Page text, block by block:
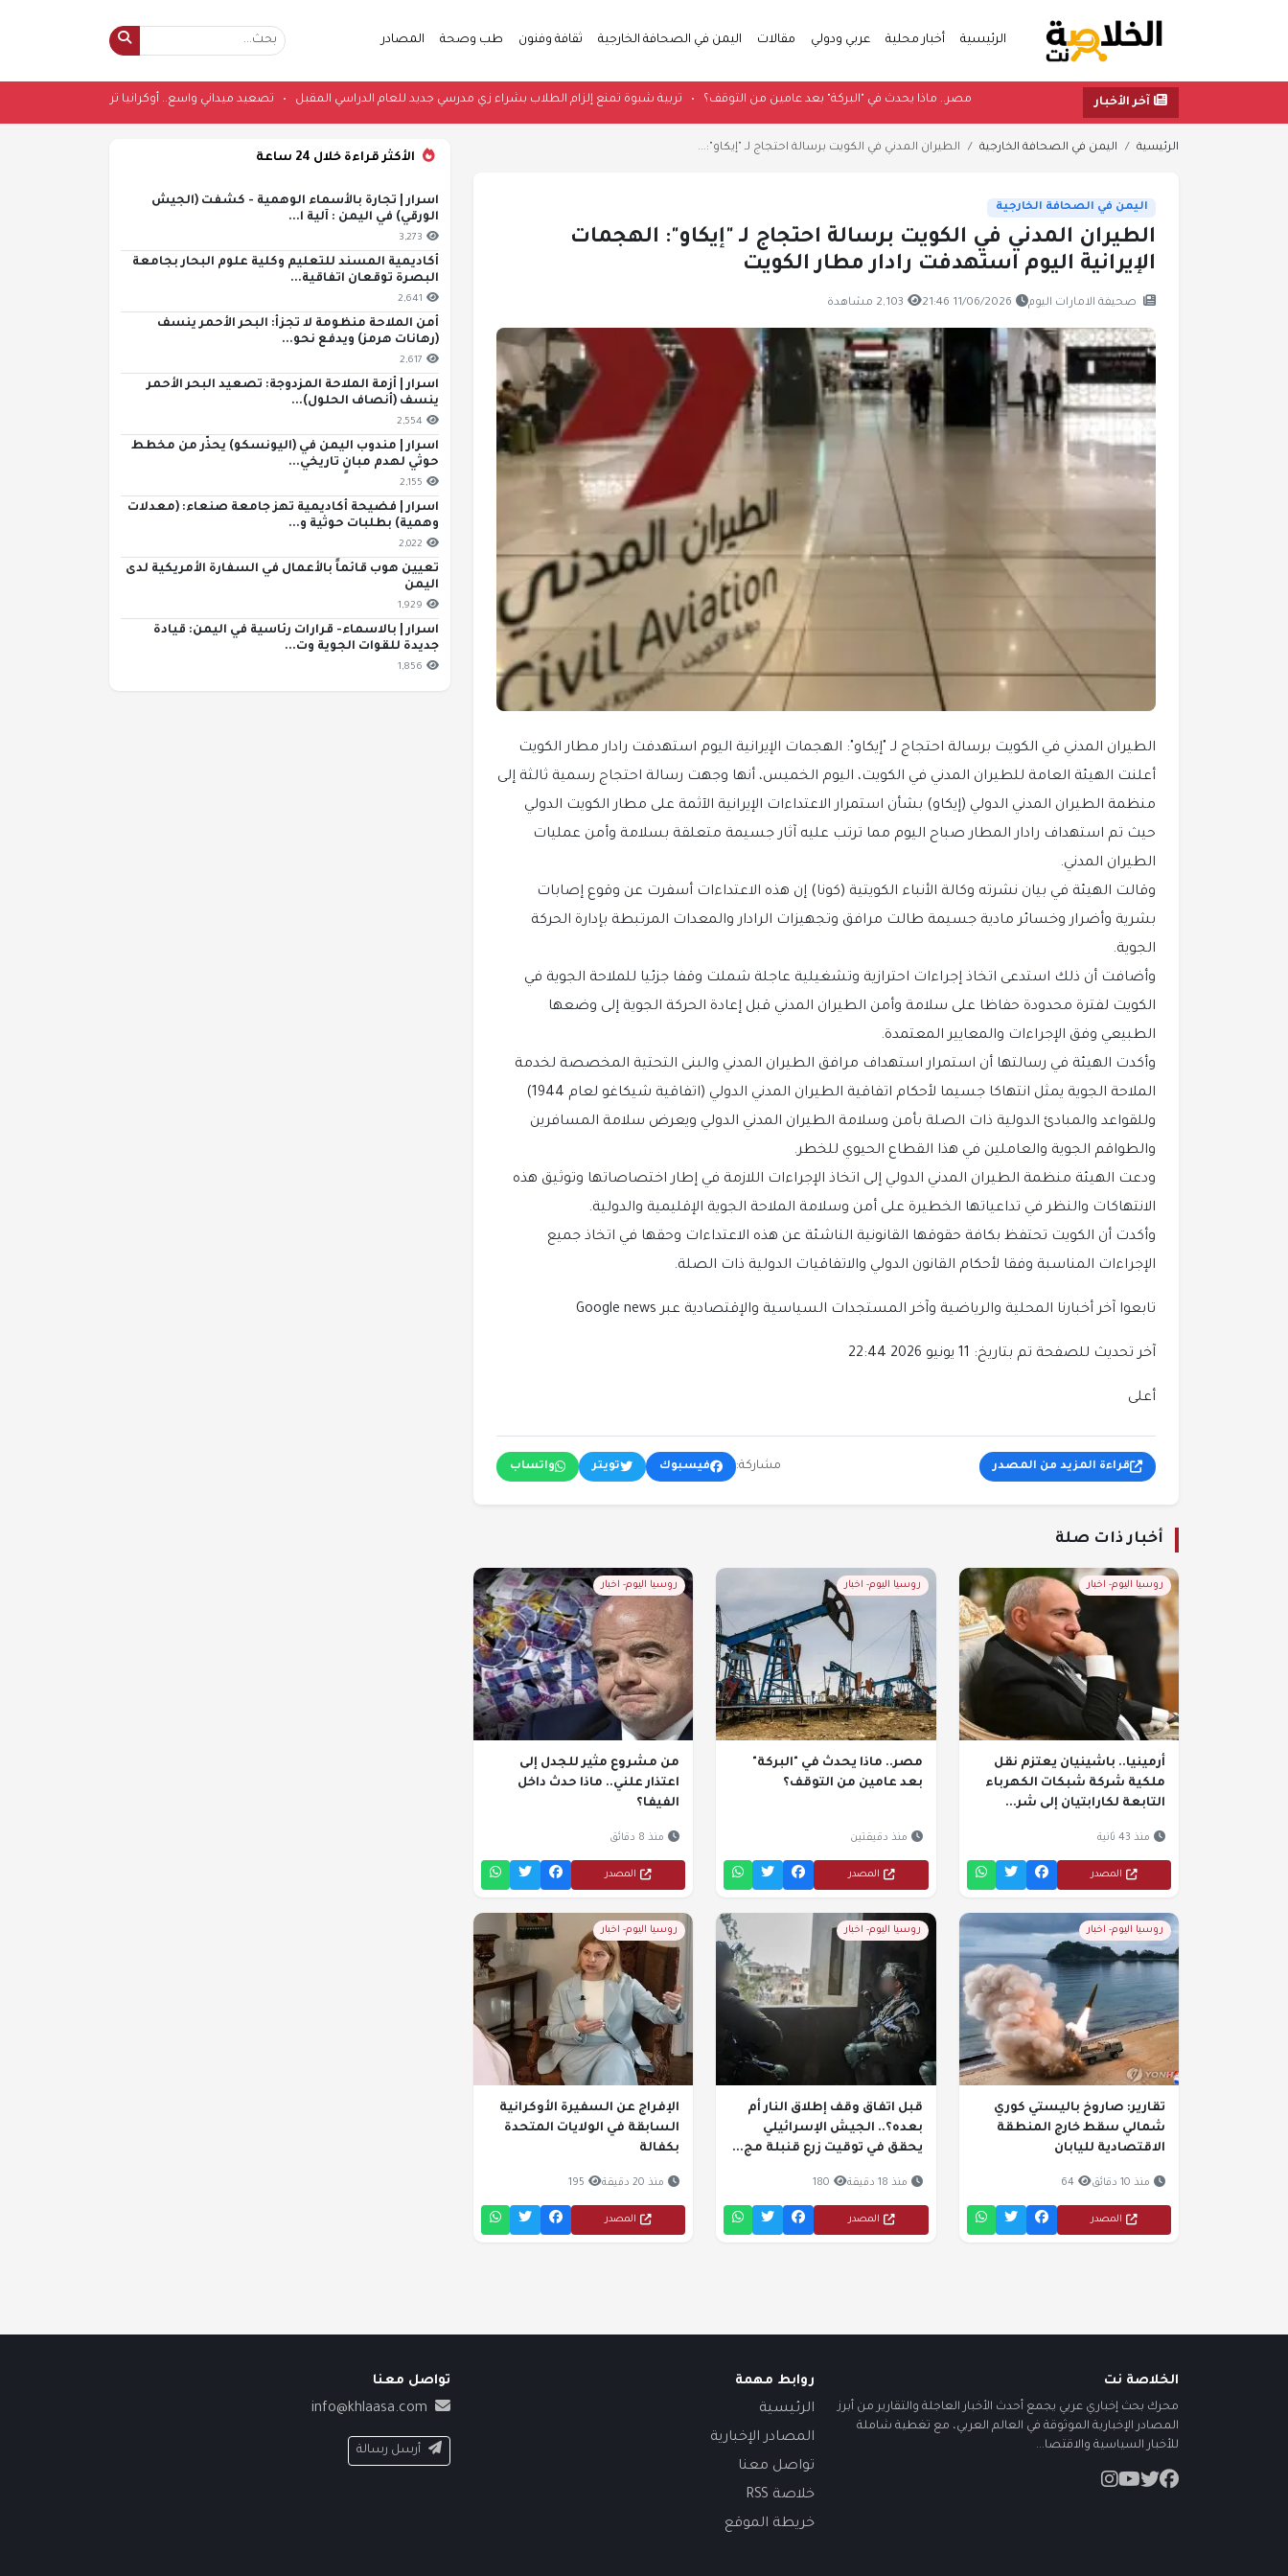
الرئيسية أخبار محلية عربي ودولي مقالات اليمن في الصحافة الخارجية ثقافة وفنون طب وصحة المصادر
آخر الأخبار مصر.. ماذا يحدث في "البركة" بعد عامين من التوقف؟•تربية شبوة تمنع إلزام الطلاب بشراء زي مدرسي جديد للعام الدراسي المقبل•تصعيد ميداني واسع.. أوكرانيا ترصد 261 اشتباكاً وروسيا تدمر605 مسيرات
الرئيسية اليمن في الصحافة الخارجية الطيران المدني في الكويت برسالة احتجاج لـ "إيكاو":...
اليمن في الصحافة الخارجية
الطيران المدني في الكويت برسالة احتجاج لـ "إيكاو": الهجمات
الإيرانية اليوم استهدفت رادار مطار الكويت
صحيفة الامارات اليوم 11/06/2026 21:46 2,103 مشاهدة
الطيران المدني في الكويت برسالة احتجاج لـ "إيكاو": الهجمات الإيرانية اليوم استهدفت رادار مطار الكويت
أعلنت الهيئة العامة للطيران المدني في الكويت، اليوم الخميس، أنها وجهت رسالة احتجاج رسمية ثالثة إلى
منظمة الطيران المدني الدولي (إيكاو) بشأن استمرار الاعتداءات الإيرانية الآثمة على مطار الكويت الدولي
حيث تم استهداف رادار المطار صباح اليوم مما ترتب عليه آثار جسيمة متعلقة بسلامة وأمن عمليات
الطيران المدني.
وقالت الهيئة في بيان نشرته وكالة الأنباء الكويتية (كونا) إن هذه الاعتداءات أسفرت عن وقوع إصابات
بشرية وأضرار وخسائر مادية جسيمة طالت مرافق وتجهيزات الرادار والمعدات المرتبطة بإدارة الحركة
الجوية.
وأضافت أن ذلك استدعى اتخاذ إجراءات احترازية وتشغيلية عاجلة شملت وقفا جزئيا للملاحة الجوية في
الكويت لفترة محدودة حفاظا على سلامة وأمن الطيران المدني قبل إعادة الحركة الجوية إلى وضعها
الطبيعي وفق الإجراءات والمعايير المعتمدة.
وأكدت الهيئة في رسالتها أن استمرار استهداف مرافق الطيران المدني والبنى التحتية المخصصة لخدمة
الملاحة الجوية يمثل انتهاكا جسيما لأحكام اتفاقية الطيران المدني الدولي (اتفاقية شيكاغو لعام 1944)
وللقواعد والمبادئ الدولية ذات الصلة بأمن وسلامة الطيران المدني الدولي ويعرض سلامة المسافرين
والطواقم الجوية والعاملين في هذا القطاع الحيوي للخطر.
ودعت الهيئة منظمة الطيران المدني الدولي إلى اتخاذ الإجراءات اللازمة في إطار اختصاصاتها وتوثيق هذه
الانتهاكات والنظر في تداعياتها الخطيرة على أمن وسلامة الملاحة الجوية الإقليمية والدولية.
وأكدت أن الكويت تحتفظ بكافة حقوقها القانونية الناشئة عن هذه الاعتداءات وحقها في اتخاذ جميع
الإجراءات المناسبة وفقا لأحكام القانون الدولي والاتفاقيات الدولية ذات الصلة.
تابعوا آخر أخبارنا المحلية والرياضية وآخر المستجدات السياسية والإقتصادية عبر Google news
آخر تحديث للصفحة تم بتاريخ: 11 يونيو 2026 22:44
أعلى
قراءة المزيد من المصدر مشاركة: فيسبوك تويتر واتساب
أخبار ذات صلة
روسيا اليوم- اخبار
أرمينيا.. باشينيان يعتزم نقل
ملكية شركة شبكات الكهرباء
التابعة لكارابتيان إلى شر...
منذ 43 ثانية
المصدر
روسيا اليوم- اخبار
مصر.. ماذا يحدث في "البركة"
بعد عامين من التوقف؟
منذ دقيقتين
المصدر
روسيا اليوم- اخبار
من مشروع مثير للجدل إلى
اعتذار علني.. ماذا حدث داخل
الفيفا؟
منذ 8 دقائق
المصدر
روسيا اليوم- اخبار
تقارير: صاروخ باليستي كوري
شمالي سقط خارج المنطقة
الاقتصادية لليابان
منذ 10 دقائق 64
المصدر
روسيا اليوم- اخبار
قبل اتفاق وقف إطلاق النار أم
بعده؟.. الجيش الإسرائيلي
يحقق في توقيت زرع قنبلة مج...
منذ 18 دقيقة 180
المصدر
روسيا اليوم- اخبار
الإفراج عن السفيرة الأوكرانية
السابقة في الولايات المتحدة
بكفالة
منذ 20 دقيقة 195
المصدر
الأكثر قراءة خلال 24 ساعة
اسرار | تجارة بالأسماء الوهمية - كشفت (الجيش
الورقي) في اليمن : آلية ا...
3,273
أكاديمية المسند للتعليم وكلية علوم البحار بجامعة
البصرة توقعان اتفاقية...
2,641
أمن الملاحة منظومة لا تجزأ: البحر الأحمر ينسف
(رهانات هرمز) ويدفع نحو...
2,617
اسرار | أزمة الملاحة المزدوجة: تصعيد البحر الأحمر
ينسف (أنصاف الحلول)...
2,554
اسرار | مندوب اليمن في (اليونسكو) يحذّر من مخطط
حوثي لهدم مبانٍ تاريخي...
2,155
اسرار | فضيحة أكاديمية تهز جامعة صنعاء: (معدلات
وهمية) بطلبات حوثية و...
2,022
تعيين هوب قائماً بالأعمال في السفارة الأمريكية لدى
اليمن
1,929
اسرار | بالاسماء- قرارات رئاسية في اليمن: قيادة
جديدة للقوات الجوية وت...
1,856
الخلاصة نت
محرك بحث إخباري عربي يجمع أحدث الأخبار العاجلة والتقارير من أبرز
المصادر الإخبارية الموثوقة في العالم العربي، مع تغطية شاملة
للأخبار السياسية والاقتصا...
روابط مهمة
الرئيسية
المصادر الإخبارية
تواصل معنا
خلاصة RSS
خريطة الموقع
تواصل معنا
info@khlaasa.com
أرسل رسالة